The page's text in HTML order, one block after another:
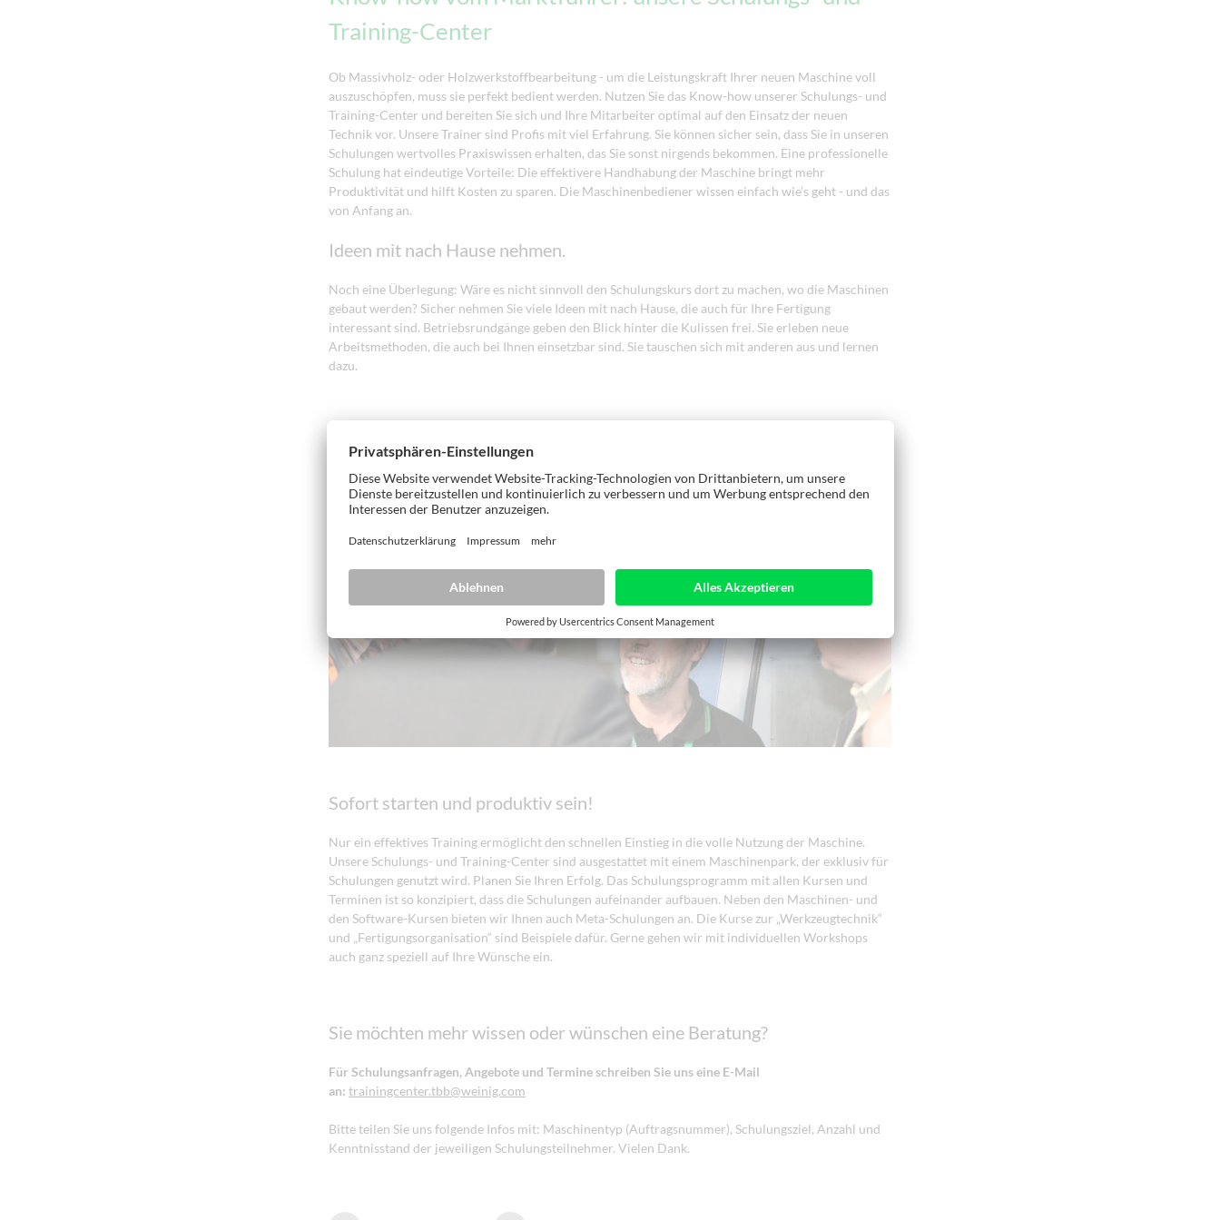
Training-Center
Ob Massivholz- oder Holzwerkstoffbearbeitung - um die Leistungskraft Ihrer neuen Maschine voll
auszuschöpfen, muss sie perfekt bedient werden. Nutzen Sie das Know-how unserer Schulungs- und
Training-Center und bereiten Sie sich und Ihre Mitarbeiter optimal auf den Einsatz der neuen
Technik vor. Unsere Trainer sind Profis mit viel Erfahrung. Sie können sicher sein, dass Sie in unseren
Schulungen wertvolles Praxiswissen erhalten, das Sie sonst nirgends bekommen. Eine professionelle
Schulung hat eindeutige Vorteile: Die effektivere Handhabung der Maschine bringt mehr
Produktivität und hilft Kosten zu sparen. Die Maschinenbediener wissen einfach wie’s geht - und das
von Anfang an.
Ideen mit nach Hause nehmen.
Noch eine Überlegung: Wäre es nicht sinnvoll den Schulungskurs dort zu machen, wo die Maschinen
gebaut werden? Sicher nehmen Sie viele Ideen mit nach Hause, die auch für Ihre Fertigung
interessant sind. Betriebsrundgänge geben den Blick hinter die Kulissen frei. Sie erleben neue
Arbeitsmethoden, die auch bei Ihnen einsetzbar sind. Sie tauschen sich mit anderen aus und lernen
dazu.
Sofort starten und produktiv sein!
Nur ein effektives Training ermöglicht den schnellen Einstieg in die volle Nutzung der Maschine.
Unsere Schulungs- und Training-Center sind ausgestattet mit einem Maschinenpark, der exklusiv für
Schulungen genutzt wird. Planen Sie Ihren Erfolg. Das Schulungsprogramm mit allen Kursen und
Terminen ist so konzipiert, dass die Schulungen aufeinander aufbauen. Neben den Maschinen- und
den Software-Kursen bieten wir Ihnen auch Meta-Schulungen an. Die Kurse zur „Werkzeugtechnik“
und „Fertigungsorganisation“ sind Beispiele dafür. Gerne gehen wir mit individuellen Workshops
auch ganz speziell auf Ihre Wünsche ein.
Sie möchten mehr wissen oder wünschen eine Beratung?
Für Schulungsanfragen, Angebote und Termine schreiben Sie uns eine E-Mail
an: trainingcenter.tbb@weinig.com
Bitte teilen Sie uns folgende Infos mit: Maschinentyp (Auftragsnummer), Schulungsziel, Anzahl und
Kenntnisstand der jeweiligen Schulungsteilnehmer. Vielen Dank.